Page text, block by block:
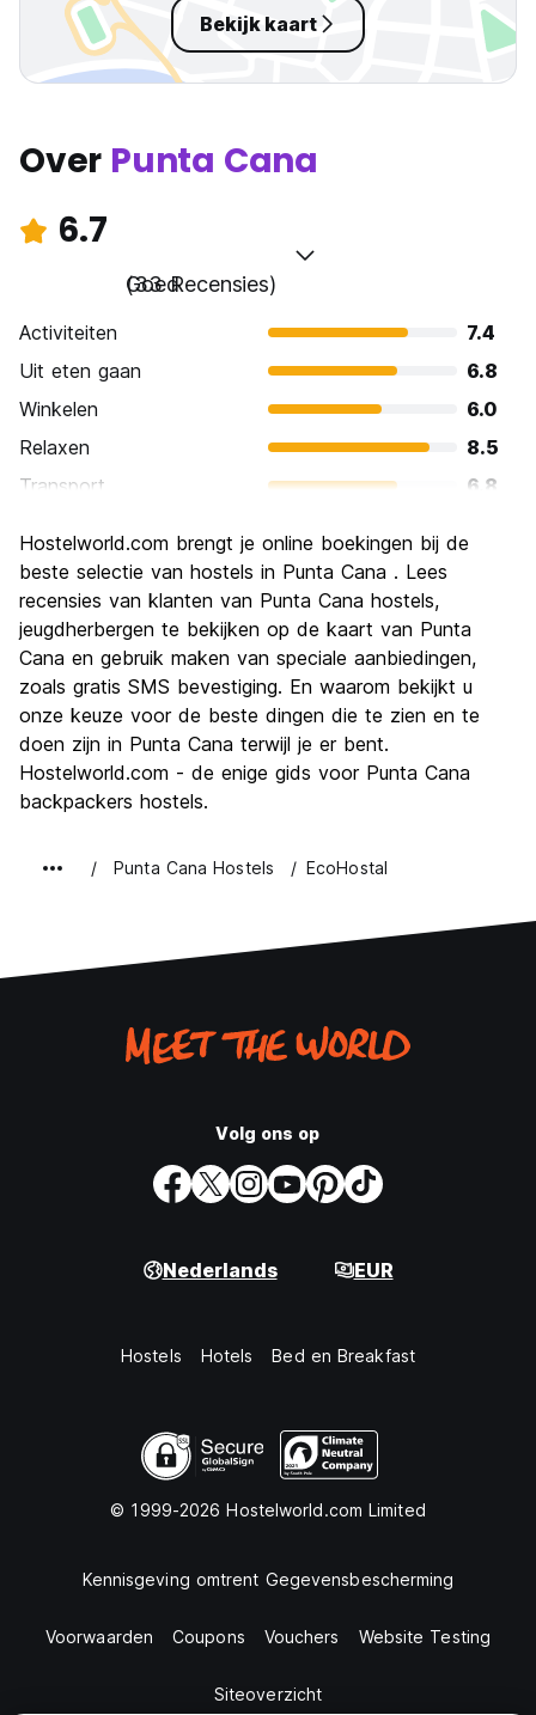
Bekijk kaart
Over Punta Cana
6.7
Goed
(33 Recensies)
Activiteiten
7.4
Uit eten gaan
6.8
Winkelen
6.0
Relaxen
8.5
Transport
6.8
Cultuur
Uitgaan
Waarde voor uw geld
6.2
Hostelworld.com brengt je online boekingen bij de
beste selectie van hostels in Punta Cana . Lees
recensies van klanten van Punta Cana hostels,
jeugdherbergen te bekijken op de kaart van Punta
Cana en gebruik maken van speciale aanbiedingen,
zoals gratis SMS bevestiging. En waarom bekijkt u
onze keuze voor de beste dingen die te zien en te
doen zijn in Punta Cana terwijl je er bent.
Hostelworld.com - de enige gids voor Punta Cana
backpackers hostels.
Punta Cana Hostels EcoHostal
Volg ons op
Nederlands EUR
Hostels Hotels Bed en Breakfast
© 1999-2026 Hostelworld.com Limited
Kennisgeving omtrent Gegevensbescherming
Voorwaarden Coupons Vouchers Website Testing
Siteoverzicht